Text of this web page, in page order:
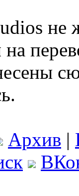
не
на
Архив |